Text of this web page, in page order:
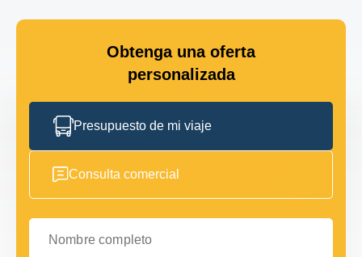
Obtenga una oferta
personalizada
Presupuesto de mi viaje
Consulta comercial
Nombre completo